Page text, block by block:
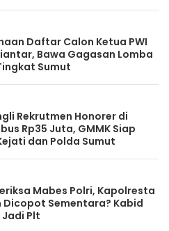
Daftar Calon Ketua PWI
Bawa Gagasan Lomba
Sumut
Rekrutmen Honorer di
Rp35 Juta, GMMK Siap
dan Polda Sumut
Mabes Polri, Kapolresta
Dicopot Sementara? Kabid
Jadi Plt